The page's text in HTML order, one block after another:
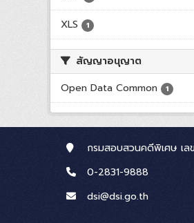
XLS 1
สัญญาอนุญาต
Open Data Common
1
กรมสอบสวนคดีพิเศษ เ
0-2831-9888
dsi@dsi.go.th